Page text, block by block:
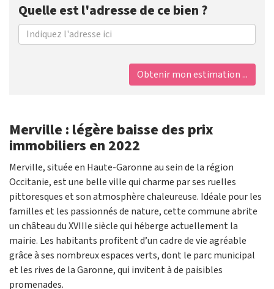
Quelle est l'adresse de ce bien ?
Obtenir mon estimation ...
Merville : légère baisse des prix
immobiliers en 2022
Merville, située en Haute-Garonne au sein de la région
Occitanie, est une belle ville qui charme par ses ruelles
pittoresques et son atmosphère chaleureuse. Idéale pour les
familles et les passionnés de nature, cette commune abrite
un château du XVIIIe siècle qui héberge actuellement la
mairie. Les habitants profitent d’un cadre de vie agréable
grâce à ses nombreux espaces verts, dont le parc municipal
et les rives de la Garonne, qui invitent à de paisibles
promenades.